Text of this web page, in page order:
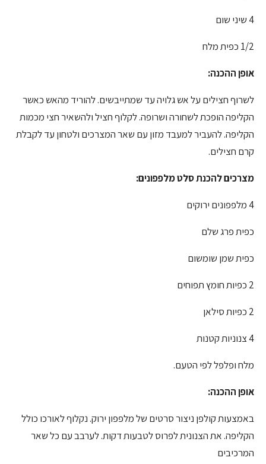
4 שיני שום
1/2 כפית מלח
אופן ההכנה:
לשרוף חצילים על אש גלויה עד שמתייבשים. להוריד מהאש כאשר
הקליפה הופכת לשחורה ושרופה. לקלוף חציל ולהשאיר חצי מכמות
הקליפה. להעביר למעבד מזון עם שאר המצרכים ולטחון עד לקבלת
קרם חצילים.
מצרכים להכנת סלט מלפפונים:
4 מלפפונים ירוקים
כפית פרג שלם
כפית שמן שומשום
2 כפיות חומץ תפוחים
2 כפיות סילאן
4 צנוניות קטנות
מלח ופלפל לפי הטעם.
אופן ההכנה:
באמצעות קולפן ניצור סרטים של מלפפון ירוק. נקלוף לאורכו כולל
הקליפה. את הצנונית לפרוס לטבעות דקות. לערבב עם כל שאר
המרכיבים